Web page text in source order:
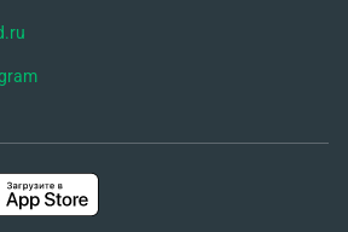
расписаться?
нахождению, по